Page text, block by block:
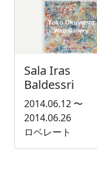
Sala Iras
Baldessri
2014.06.12 〜
2014.06.26
ロベレート